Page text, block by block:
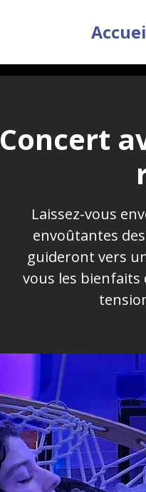
Concert
Laissez-vous
envoûtantes
guideront vers
vous les bienfaits